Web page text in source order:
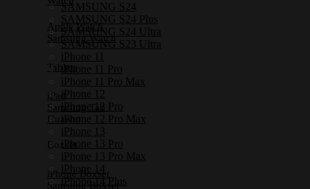
Apple Watch
Samsung Watch
Tablets
iPad
Samsung Tab
Huawei
Boxset
iPhone Boxset
Samsung Boxset
SAMSUNG S24
SAMSUNG S24 Plus
SAMSUNG S24 Ultra
SAMSUNG S23 Ultra
iPhone 11
iPhone 11 Pro
iPhone 11 Pro Max
iPhone 12
iPhone 12 Pro
iPhone 12 Pro Max
iPhone 13
iPhone 13 Pro
iPhone 13 Pro Max
iPhone 14
iPhone 14 Plus